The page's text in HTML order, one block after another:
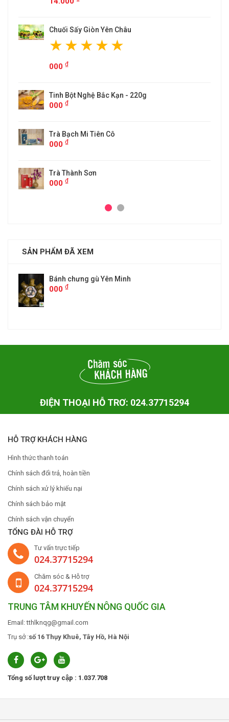
Châu
Kạn - 220g
SẢN PHẨM ĐÃ XEM
Bánh chưng gù Yên Minh
000 ₫
ĐIỆN THOẠI HỖ TRƠ: 024.37715294
HỖ TRỢ KHÁCH HÀNG
Hình thức thanh toán
Chính sách đổi trả, hoàn tiền
Chính sách xử lý khiếu nại
Chính sách bảo mật
Chính sách vận chuyển
TỔNG ĐÀI HỖ TRỢ
Tư vấn trực tiếp
024.37715294
Chăm sóc & Hỗ trợ
024.37715294
TRUNG TÂM KHUYẾN NÔNG QUỐC GIA
Email: tthlknqg@gmail.com
Trụ sở :số 16 Thụy Khuê, Tây Hồ, Hà Nội
Tổng số lượt truy cập : 1.037.708